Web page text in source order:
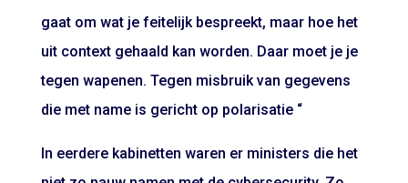
gaat om wat je feitelijk bespreekt, maar hoe het
uit context gehaald kan worden. Daar moet je je
tegen wapenen. Tegen misbruik van gegevens
die met name is gericht op polarisatie “
In eerdere kabinetten waren er ministers die het